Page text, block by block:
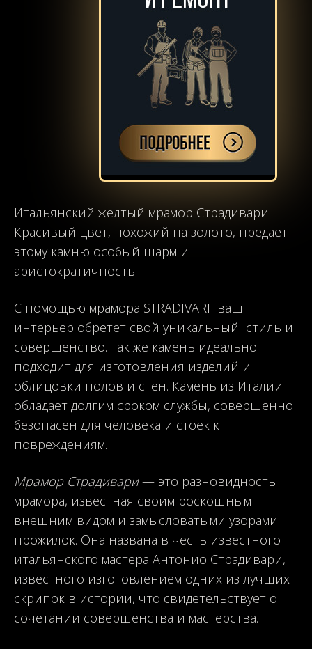
Итальянский желтый мрамор Страдивари.
Красивый цвет, похожий на золото, предает
этому камню особый шарм и
аристократичность.
С помощью мрамора STRADIVARI ваш
интерьер обретет свой уникальный стиль и
совершенство. Так же камень идеально
подходит для изготовления изделий и
облицовки полов и стен. Камень из Италии
обладает долгим сроком службы, совершенно
безопасен для человека и стоек к
повреждениям.
Мрамор Страдивари— это разновидность
мрамора, известная своим роскошным
внешним видом и замысловатыми узорами
прожилок. Она названа в честь известного
итальянского мастера Антонио Страдивари,
известного изготовлением одних из лучших
скрипок в истории, что свидетельствует о
сочетании совершенства и мастерства.